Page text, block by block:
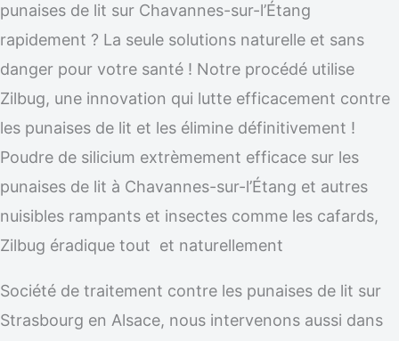
punaises de lit sur Chavannes-sur-l’Étang
rapidement ? La seule solutions naturelle et sans
danger pour votre santé ! Notre procédé utilise
Zilbug, une innovation qui lutte efficacement contre
les punaises de lit et les élimine définitivement !
Poudre de silicium extrèmement efficace sur les
punaises de lit à Chavannes-sur-l’Étang et autres
nuisibles rampants et insectes comme les cafards,
Zilbug éradique tout et naturellement
Société de traitement contre les punaises de lit sur
Strasbourg en Alsace, nous intervenons aussi dans